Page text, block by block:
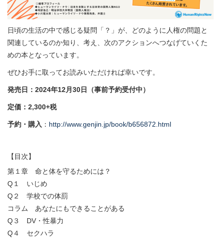
日頃の生活の中で感じる疑問「？」が、どのように人権の問題と
関連しているのか知り、考え、次のアクションへつなげていくた
めの本となっています。
ぜひお手に取ってお読みいただければ幸いです。
発売日：2024年12月30日（事前予約受付中）
定価：2,300+税
予約・購入 ： http://www.genjin.jp/book/b656872.html
【目次】
第１章 命と体を守るためには？
Q１ いじめ
Q２ 学校での体罰
コラム あなたにもできることがある
Q３ DV・性暴力
Q４ セクハラ